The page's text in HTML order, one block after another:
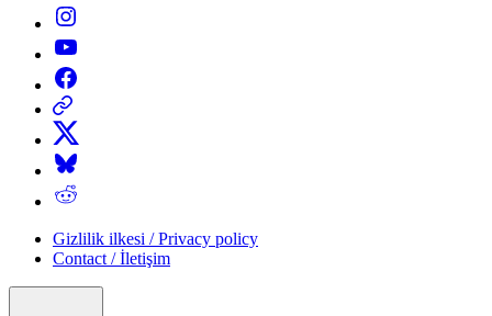
Instagram
YouTube
Facebook
Threads
X
Bluesky
Reddit
Gizlilik ilkesi / Privacy policy
Contact / İletişim